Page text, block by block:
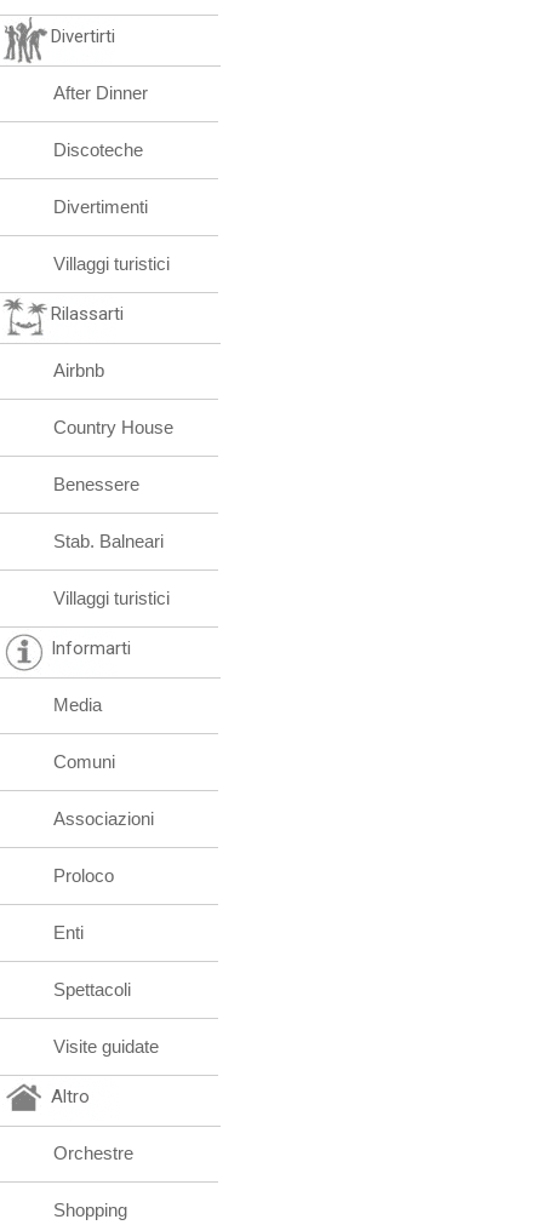
Divertirti
After Dinner
Discoteche
Divertimenti
Villaggi turistici
Rilassarti
Airbnb
Country House
Benessere
Stab. Balneari
Villaggi turistici
Informarti
Media
Comuni
Associazioni
Proloco
Enti
Spettacoli
Visite guidate
Altro
Orchestre
Shopping